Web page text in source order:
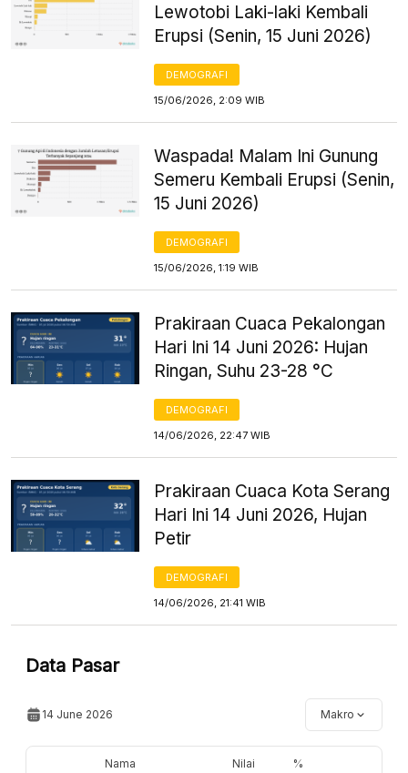
Lewotobi Laki-laki Kembali
Erupsi (Senin, 15 Juni 2026)
DEMOGRAFI
15/06/2026, 2:09 WIB
Waspada! Malam Ini Gunung
Semeru Kembali Erupsi (Senin,
15 Juni 2026)
DEMOGRAFI
15/06/2026, 1:19 WIB
Prakiraan Cuaca Pekalongan
Hari Ini 14 Juni 2026: Hujan
Ringan, Suhu 23-28 °C
DEMOGRAFI
14/06/2026, 22:47 WIB
Prakiraan Cuaca Kota Serang
Hari Ini 14 Juni 2026, Hujan
Petir
DEMOGRAFI
14/06/2026, 21:41 WIB
Data Pasar
14 June 2026 Makro
Nama Nilai %